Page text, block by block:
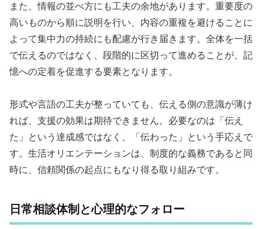
また、情報の並べ方にも工夫の余地があります。重要度の
高いものから順に説明を行い、内容の重複を避けることに
よって集中力の持続にも配慮が行き届きます。全体を一括
で伝えるのではなく、段階的に区切って進めることが、記
憶への定着を促進する要素となります。
形式や言語の工夫が整っていても、伝える側の意識が薄け
れば、支援の効果は期待できません。必要なのは「伝え
た」という達成感ではなく、「伝わった」という手応えで
す。生活オリエンテーションは、制度的な義務であると同
時に、信頼関係の起点にもなり得る取り組みです。
日常相談体制と心理的なフォロー